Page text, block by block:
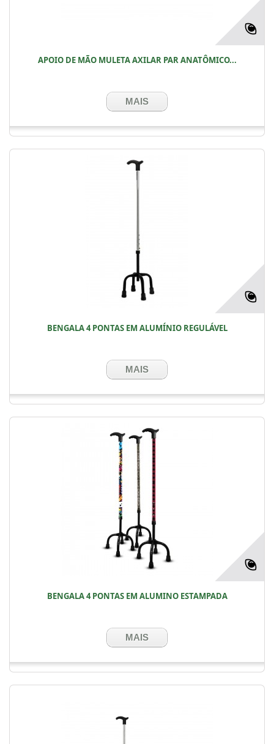
APOIO DE MÃO MULETA AXILAR PAR ANATÔMICO...
MAIS
BENGALA 4 PONTAS EM ALUMÍNIO REGULÁVEL
MAIS
BENGALA 4 PONTAS EM ALUMINO ESTAMPADA
MAIS